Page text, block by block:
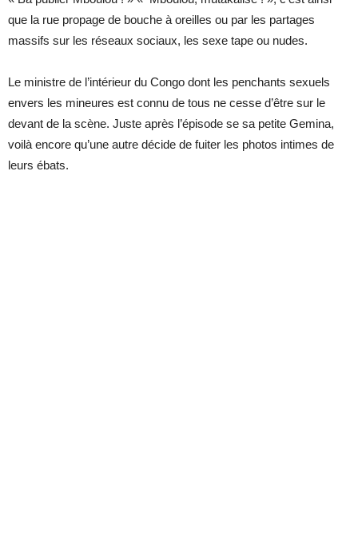
que la rue propage de bouche à oreilles ou par les partages
massifs sur les réseaux sociaux, les sexe tape ou nudes.
Le ministre de l’intérieur du Congo dont les penchants sexuels
envers les mineures est connu de tous ne cesse d’être sur le
devant de la scène. Juste après l’épisode se sa petite Gemina,
voilà encore qu’une autre décide de fuiter les photos intimes de
leurs ébats.